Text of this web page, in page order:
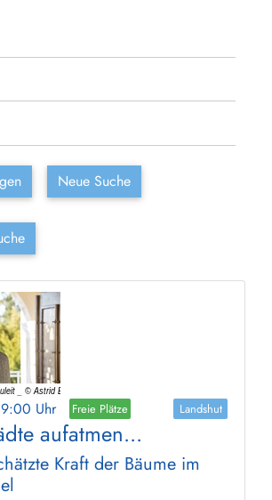
Neue Suche
Uhr Freie Plätze Landshut
aufatmen...
Kraft der Bäume im